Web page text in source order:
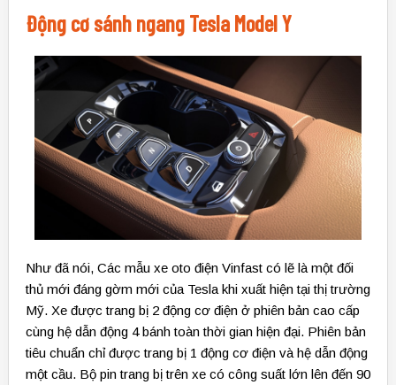
Động cơ sánh ngang Tesla Model Y
Như đã nói, Các mẫu xe oto điện Vinfast có lẽ là một đối
thủ mới đáng gờm mới của Tesla khi xuất hiện tại thị trường
Mỹ. Xe được trang bị 2 động cơ điện ở phiên bản cao cấp
cùng hệ dẫn động 4 bánh toàn thời gian hiện đại. Phiên bản
tiêu chuẩn chỉ được trang bị 1 động cơ điện và hệ dẫn động
một cầu. Bộ pin trang bị trên xe có công suất lớn lên đến 90